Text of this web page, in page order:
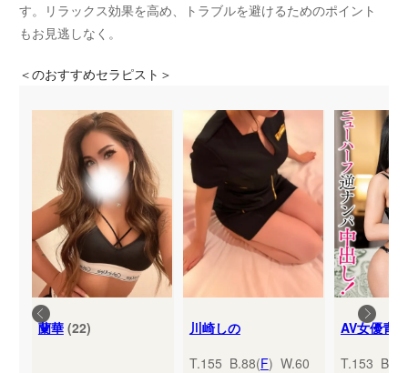
す。リラックス効果を高め、トラブルを避けるためのポイント
もお見逃しなく。
＜のおすすめセラピスト＞
蘭華(22)
川崎しの
T.155 B.88(F) W.60
T.153